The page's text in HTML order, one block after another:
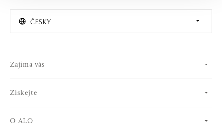
ČESKY
Zajíma vás
Získejte
O ALO